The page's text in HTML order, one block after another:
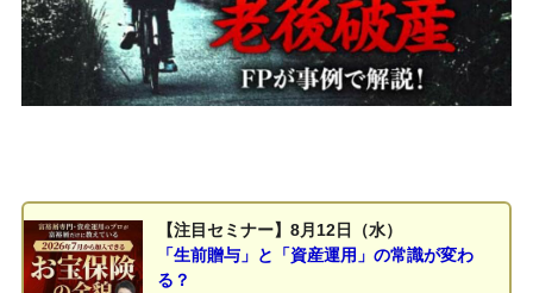
【注目セミナー】8月12日（水）
「生前贈与」と「資産運用」の常識が変わ
る？